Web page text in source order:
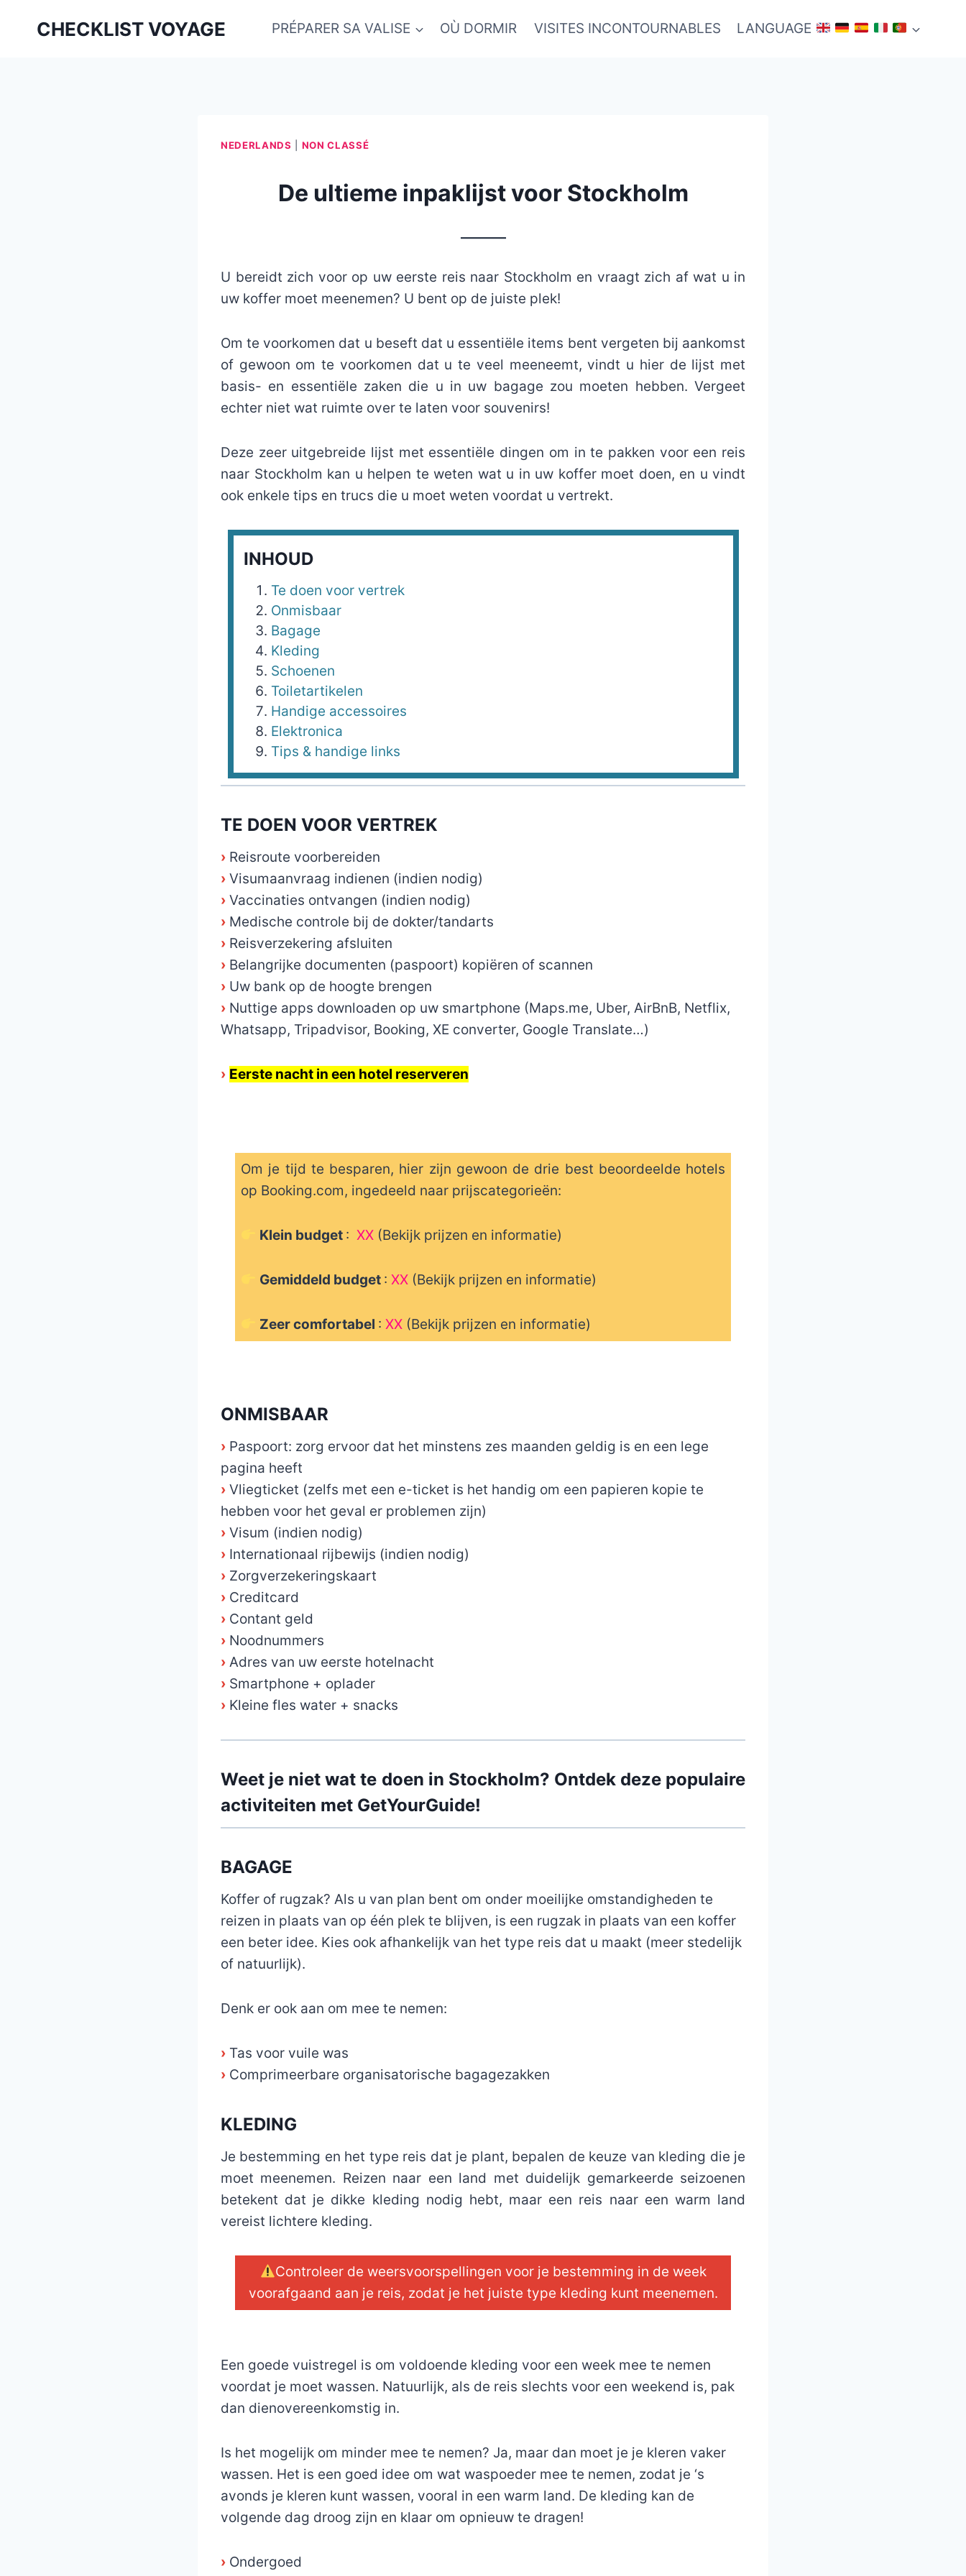
CHECKLIST VOYAGE PRÉPARER SA VALISE OÙ DORMIR VISITES INCONTOURNABLES LANGUAGE
NEDERLANDS NON CLASSÉ
De ultieme inpaklijst voor Stockholm
U bereidt zich voor op uw eerste reis naar Stockholm en vraagt ​​zich af wat u in
uw koffer moet meenemen? U bent op de juiste plek!
Om te voorkomen dat u beseft dat u essentiële items bent vergeten bij aankomst
of gewoon om te voorkomen dat u te veel meeneemt, vindt u hier de lijst met
basis- en essentiële zaken die u in uw bagage zou moeten hebben. Vergeet
echter niet wat ruimte over te laten voor souvenirs!
Deze zeer uitgebreide lijst met essentiële dingen om in te pakken voor een reis
naar Stockholm kan u helpen te weten wat u in uw koffer moet doen, en u vindt
ook enkele tips en trucs die u moet weten voordat u vertrekt.
INHOUD
Te doen voor vertrek
Onmisbaar
Bagage
Kleding
Schoenen
Toiletartikelen
Handige accessoires
Elektronica
Tips & handige links
TE DOEN VOOR VERTREK
› Reisroute voorbereiden
› Visumaanvraag indienen (indien nodig)
› Vaccinaties ontvangen (indien nodig)
› Medische controle bij de dokter/tandarts
› Reisverzekering afsluiten
› Belangrijke documenten (paspoort) kopiëren of scannen
› Uw bank op de hoogte brengen
› Nuttige apps downloaden op uw smartphone (Maps.me, Uber, AirBnB, Netflix,
Whatsapp, Tripadvisor, Booking, XE converter, Google Translate…)
› Eerste nacht in een hotel reserveren
Om je tijd te besparen, hier zijn gewoon de drie best beoordeelde hotels
op Booking.com, ingedeeld naar prijscategorieën:
Klein budget : XX(Bekijk prijzen en informatie)
Gemiddeld budget : XX(Bekijk prijzen en informatie)
Zeer comfortabel : XX(Bekijk prijzen en informatie)
ONMISBAAR
› Paspoort: zorg ervoor dat het minstens zes maanden geldig is en een lege
pagina heeft
› Vliegticket (zelfs met een e-ticket is het handig om een papieren kopie te
hebben voor het geval er problemen zijn)
› Visum (indien nodig)
› Internationaal rijbewijs (indien nodig)
› Zorgverzekeringskaart
› Creditcard
› Contant geld
› Noodnummers
› Adres van uw eerste hotelnacht
› Smartphone + oplader
› Kleine fles water + snacks
Weet je niet wat te doen in Stockholm? Ontdek deze populaire
activiteiten met GetYourGuide!
BAGAGE
Koffer of rugzak? Als u van plan bent om onder moeilijke omstandigheden te
reizen in plaats van op één plek te blijven, is een rugzak in plaats van een koffer
een beter idee. Kies ook afhankelijk van het type reis dat u maakt (meer stedelijk
of natuurlijk).
Denk er ook aan om mee te nemen:
› Tas voor vuile was
› Comprimeerbare organisatorische bagagezakken
KLEDING
Je bestemming en het type reis dat je plant, bepalen de keuze van kleding die je
moet meenemen. Reizen naar een land met duidelijk gemarkeerde seizoenen
betekent dat je dikke kleding nodig hebt, maar een reis naar een warm land
vereist lichtere kleding.
Controleer de weersvoorspellingen voor je bestemming in de week
voorafgaand aan je reis, zodat je het juiste type kleding kunt meenemen.
Een goede vuistregel is om voldoende kleding voor een week mee te nemen
voordat je moet wassen. Natuurlijk, als de reis slechts voor een weekend is, pak
dan dienovereenkomstig in.
Is het mogelijk om minder mee te nemen? Ja, maar dan moet je je kleren vaker
wassen. Het is een goed idee om wat waspoeder mee te nemen, zodat je ‘s
avonds je kleren kunt wassen, vooral in een warm land. De kleding kan de
volgende dag droog zijn en klaar om opnieuw te dragen!
› Ondergoed